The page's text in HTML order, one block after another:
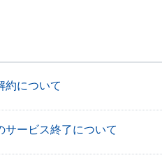
約について
サービス終了について